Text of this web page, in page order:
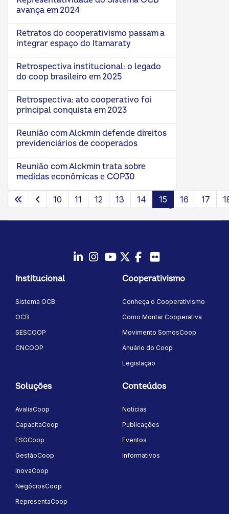
avança em 2024
Retratos do cooperativismo passam a
integrar espaço do Itamaraty
Retrospectiva institucional: o legado
do coop brasileiro em 2025
Retrospectiva: ato cooperativo foi
principal conquista em 2023
Reunião com Alckmin defende direitos
previdenciários de cooperados
Reunião com Alckmin trata sobre
medidas econômicas e COP30
Página 15 de 24
10 11 12 13 14 15 16 17
Instagram
YoutubeTwitter/X
Facebook
Institucional
Sistema OCB
OCB
SESCOOP
CNCOOP
Cooperativismo
Conheça o Cooperativismo
Como Montar Cooperativa
Movimento SomosCoop
Anuário do Coop
Legislação
Soluções
AvaliaCoop
CapacitaCoop
ESGCoop
GestãoCoop
InovaCoop
NegóciosCoop
RepresentaCoop
Conteúdos
Notícias
Publicações
Eventos
Informativos